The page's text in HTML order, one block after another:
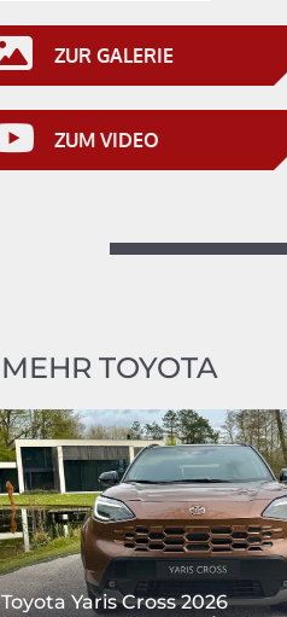
ZUR GALERIE
ZUM VIDEO
MEHR TOYOTA
Toyota Yaris Cross 2026